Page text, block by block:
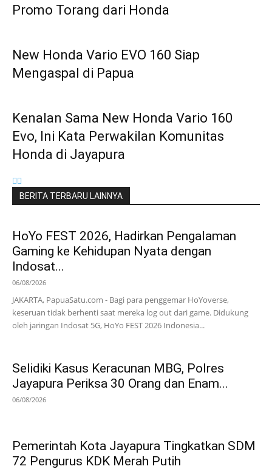
Promo Torang dari Honda
New Honda Vario EVO 160 Siap
Mengaspal di Papua
Kenalan Sama New Honda Vario 160
Evo, Ini Kata Perwakilan Komunitas
Honda di Jayapura
BERITA TERBARU LAINNYA
HoYo FEST 2026, Hadirkan Pengalaman
Gaming ke Kehidupan Nyata dengan
Indosat...
06/08/2026
JAKARTA, PapuaSatu.com - Bagi para penggemar HoYoverse,
keseruan tidak berhenti saat mereka log out dari game. Didukung
oleh jaringan Indosat 5G, HoYo FEST 2026 Indonesia...
Selidiki Kasus Keracunan MBG, Polres
Jayapura Periksa 30 Orang dan Enam...
06/08/2026
Pemerintah Kota Jayapura Tingkatkan SDM
72 Pengurus KDK Merah Putih